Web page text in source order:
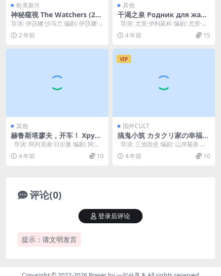
欧美新片
神秘窥视 The Watchers (202
4)
导演: 伊莎娜·沙马兰 编剧: 伊莎娜·
沙马兰 主演: 达科塔·范宁 / 乔治娜...
2 年前
其他
干渴之泉 Родник для жаж
дущих (1965)
导演: 尤里·伊利延科 编剧: 尤里·伊
利延科 主演: 季米特里·...
4 年前 15
其他
赫鲁斯塔廖夫，开车！ Хруст
алёв, машину! (1998)
导演: 阿列克谢·日尔曼 编剧: 阿列
克谢·日尔曼 / 约瑟夫·布...
4 年前 10
VIP
国外CULT
搞鬼小筑 カタクリ家の幸福
(2001)
导演: 三池崇史 编剧: 山岸菊美 主
演: 泽田研二 / 松坂庆子...
4 年前 10
评论(0)
提示：请文明发言
登录后评论